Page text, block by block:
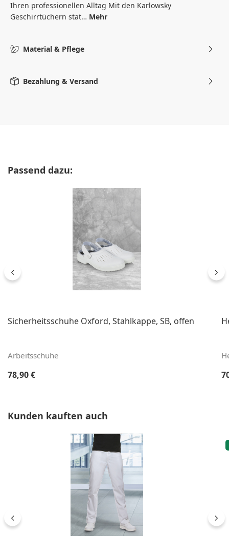
Ihren professionellen Alltag Mit den Karlowsky
Geschirrtüchern stat… Mehr
Material & Pflege
Bezahlung & Versand
Produktgalerie überspringen
Passend dazu:
Sicherheitsschuhe Oxford, Stahlkappe, SB, offen
Arbeitsschuhe
Regulärer Preis:
78,90 €
Produktgalerie überspringen
Kunden kauften auch